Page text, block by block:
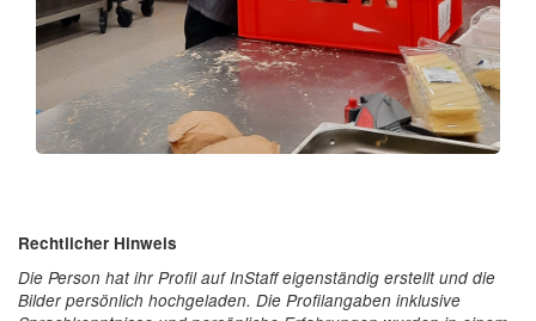
Rechtlicher Hinweis
Die Person hat ihr Profil auf InStaff eigenständig erstellt und die
Bilder persönlich hochgeladen. Die Profilangaben inklusive